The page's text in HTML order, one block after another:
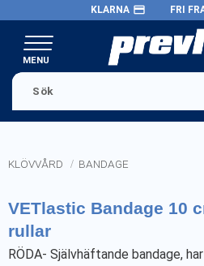
Meny
KLARNA payment FRI
KLÖVVÅRD BANDAGE
VETlastic Bandage 10
rullar
RÖDA- Självhäftande bandage,